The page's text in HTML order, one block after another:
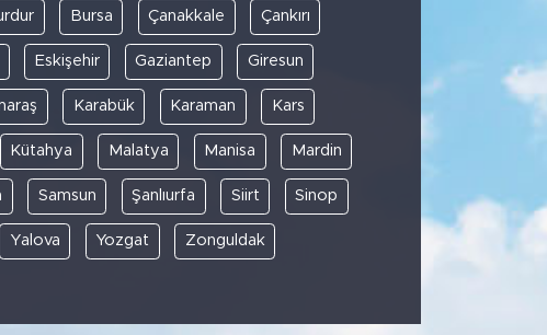
Bursa Çanakkale Çankırı
Eskişehir Gaziantep Giresun
Karabük Karaman Kars
Kütahya Malatya Manisa Mardin
Samsun Şanlıurfa Siirt Sinop
Yalova Yozgat Zonguldak